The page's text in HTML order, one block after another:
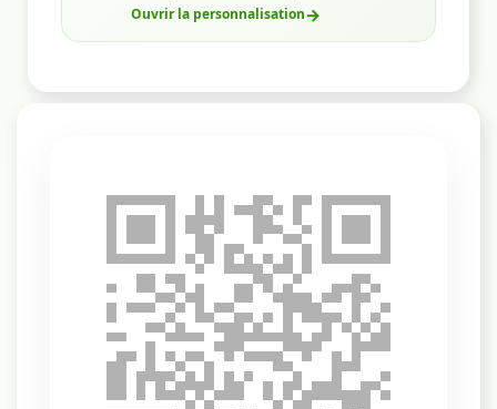
Ouvrir la personnalisation→